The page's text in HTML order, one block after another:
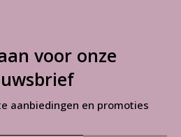
voor onze
aanbiedingen en promoties